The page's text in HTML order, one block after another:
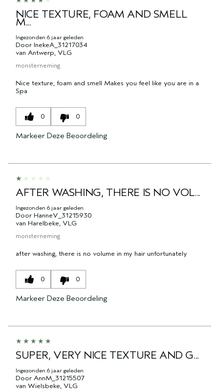
NICE TEXTURE, FOAM AND SMELL
M...
Ingezonden 6 jaar geleden
Door InekeA_31217034
van Antwerp, VLG
monsterneming
Nice texture, foam and smell Makes you feel like you are in a
Spa
0 0
Markeer Deze Beoordeling
AFTER WASHING, THERE IS NO VOL...
Ingezonden 6 jaar geleden
Door HanneV_31215930
van Harelbeke, VLG
monsterneming
after washing, there is no volume in my hair unfortunately
0 0
Markeer Deze Beoordeling
SUPER, VERY NICE TEXTURE AND G...
Ingezonden 6 jaar geleden
Door AnnM_31215507
van Wielsbeke, VLG